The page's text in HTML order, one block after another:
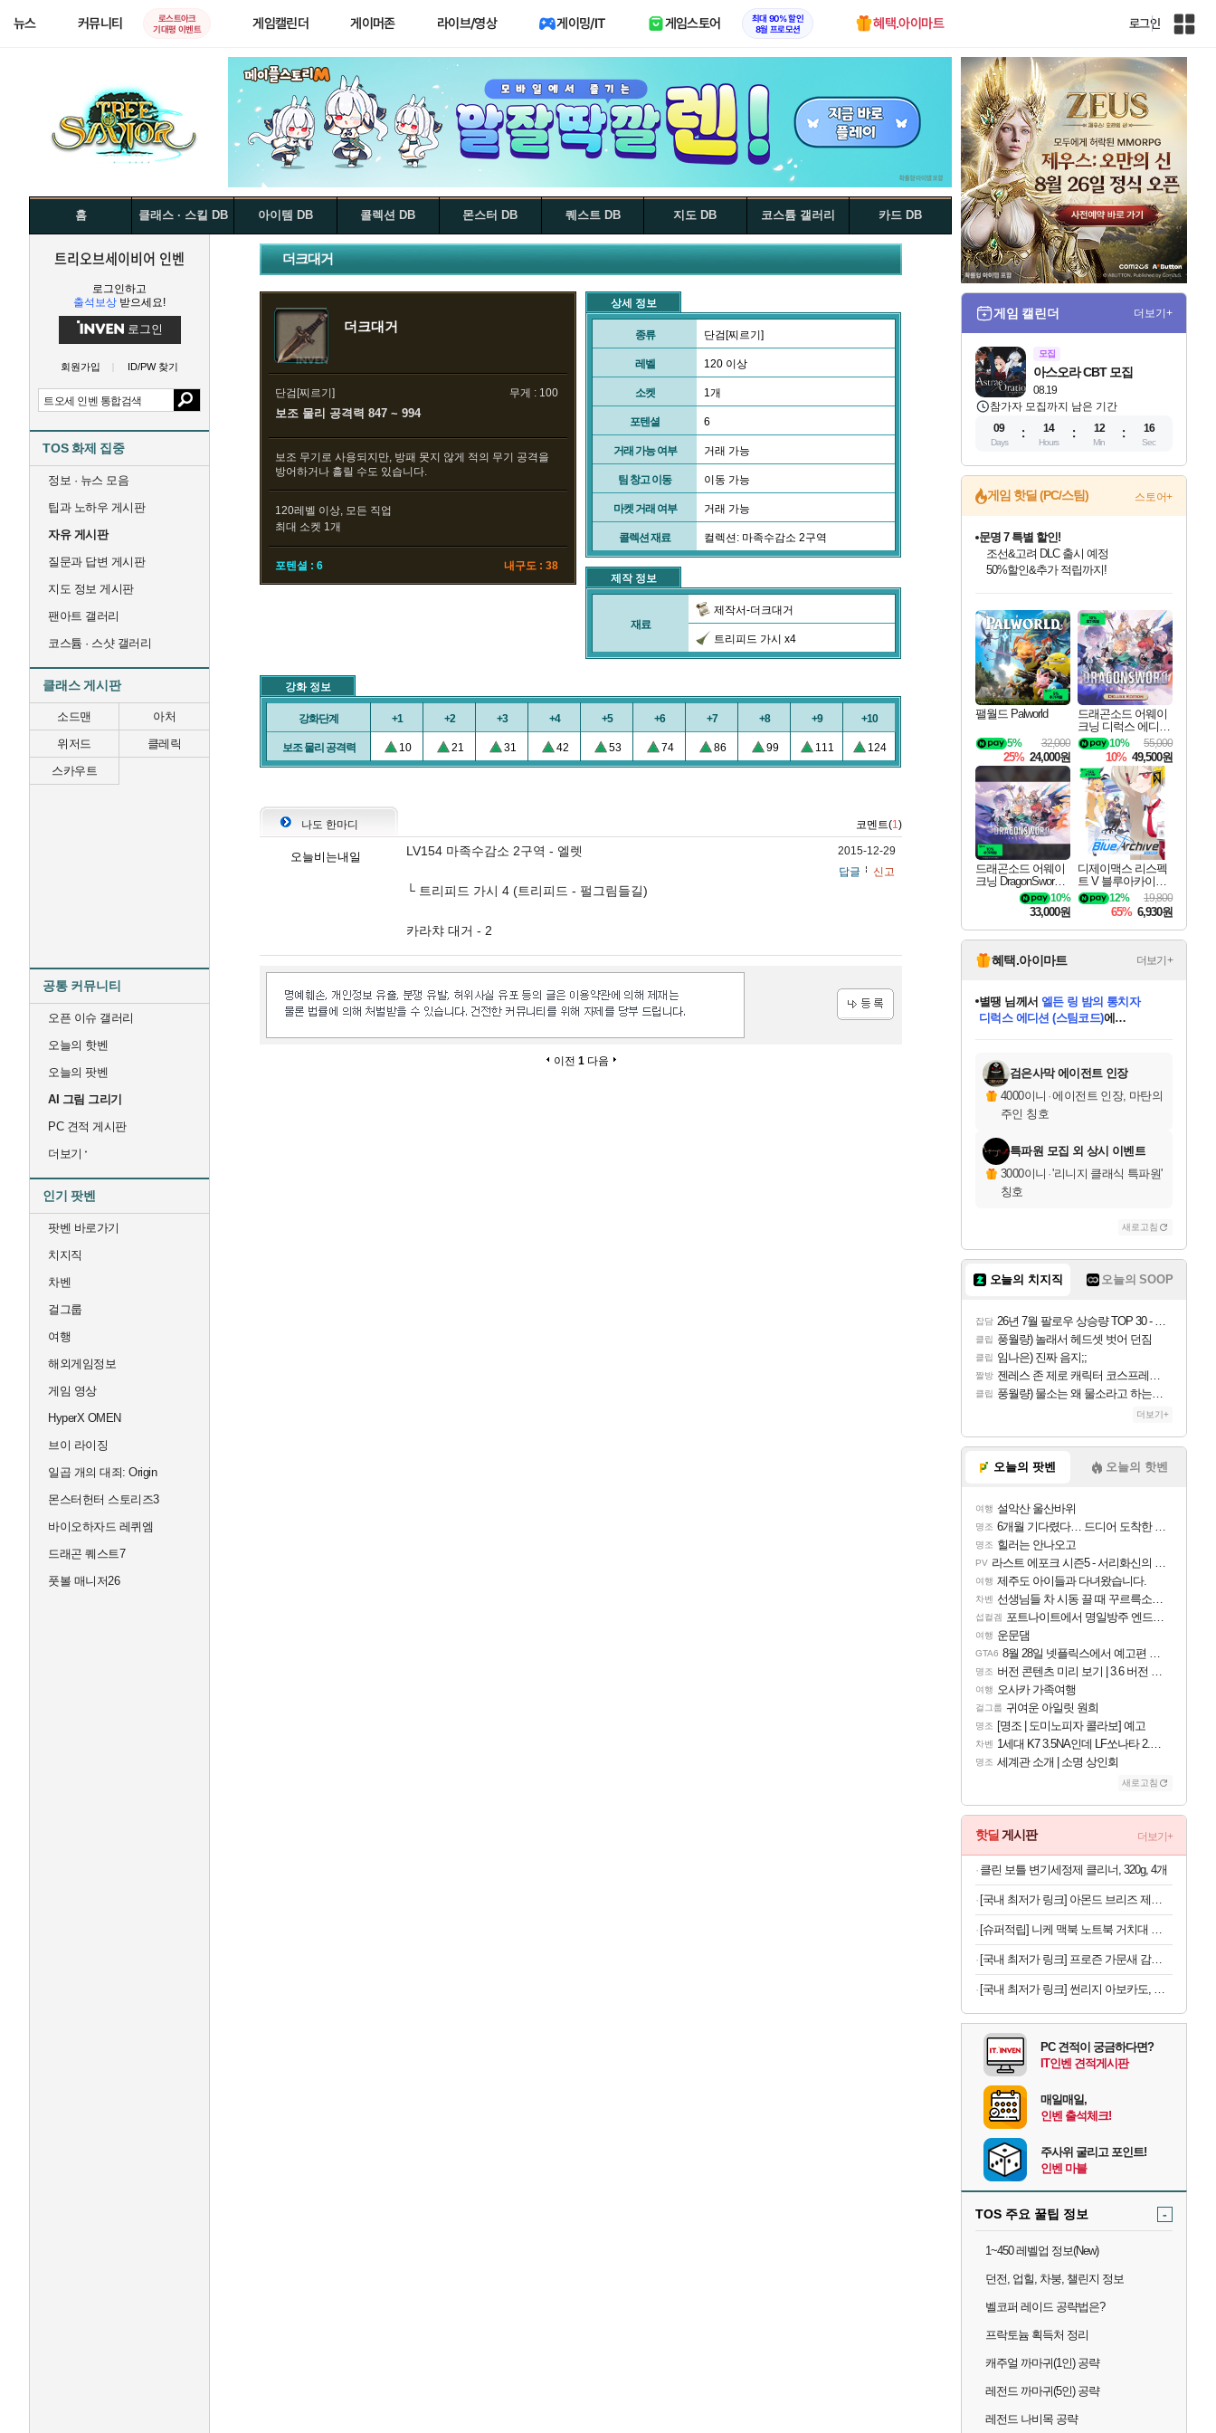
뉴스 커뮤니티
로스트아크
기대평 이벤트
게임캘린더 게이머존 라이브/영상 게이밍/IT 게임스토어
최대 90% 할인
8월 프로모션
혜택.아이마트 로그인
인
체
사
홈 클래스 · 스킬 DB 아이템 DB 콜렉션 DB 몬스터 DB 퀘스트 DB 지도 DB 코스튬 갤러리 카드 DB
트리오브세이비어 인벤
로그인하고
출석보상 받으세요!
로그인
회원가입 ID/PW 찾기
TOS 화제 집중
정보 · 뉴스 모음
팁과 노하우 게시판
자유 게시판
질문과 답변 게시판
지도 정보 게시판
팬아트 갤러리
코스튬 · 스샷 갤러리
클래스 게시판
소드맨
아처
위저드
클레릭
스카우트
공통 커뮤니티
오픈 이슈 갤러리
오늘의 핫벤
오늘의 팟벤
AI 그림 그리기
PC 견적 게시판
더보기
인기 팟벤
팟벤 바로가기
치지직
차벤
걸그룹
여행
해외게임정보
게임 영상
HyperX OMEN
브이 라이징
일곱 개의 대죄: Origin
몬스터헌터 스토리즈3
바이오하자드 레퀴엠
드래곤 퀘스트7
풋볼 매니저26
더크대거
더크대거
단검[찌르기] 무게 : 100
보조 물리 공격력 847 ~ 994
보조 무기로 사용되지만, 방패 못지 않게 적의 무기 공격을
방어하거나 흘릴 수도 있습니다.
120레벨 이상, 모든 직업
최대 소켓 1개
포텐셜 : 6 내구도 : 38
상세 정보
종류 단검[찌르기]
레벨 120 이상
소켓 1개
포텐셜 6
거래 가능 여부 거래 가능
팀 창고 이동 이동 가능
마켓 거래 여부 거래 가능
콜렉션 재료 컬렉션: 마족수감소 2구역
제작 정보
재료
제작서-더크대거
트리피드 가시 x4
강화 정보
강화단계 +1 +2 +3 +4 +5 +6 +7 +8 +9 +10
보조 물리 공격력 10 21 31 42 53 74 86 99 111 124
나도 한마디 코멘트(1)
오늘비는내일 LV154 마족수감소 2구역 - 엘렛
└ 트리피드 가시 4 (트리피드 - 펄그림들길)
카라챠 대거 - 2
2015-12-29
답글
신고
이전 1 다음
게임 캘린더 더보기+
모집
08.19
아스오라 CBT 모집
참가자 모집까지 남은 기간
09
Days
14
Hours
12
Min
15
Sec
게임 핫딜 (PC/스팀) 스토어+
최대 90% 할인가를 만나보세요!
네이버혜택과 함께 만나보세요!
문명 7 특별 할인!
조선&고려 DLC 출시 예정
50%할인&추가 적립까지!
네이버 포인트 혜택까지!
이니&베니 혜택까지!
네이버 혜택가와 함께 예약하세요!
할인&네이버혜택으로 만나보세요!
네이버페이 혜택과 만나보세요!
40주년 프로모션으로 만나보세요!
할인가에 만나보세요!
일부 에디션 상시 할인!
혜택으로 예약 판매 중
편안하게 충전하세요
팰월드 Palworld
32,000
5%
25% 24,000원
드래곤소드 어웨이
크닝 디럭스 에디션
DragonSword Awake
ning Deluxe Edition
55,000
10%
10% 49,500원
드래곤소드 어웨이
크닝 DragonSword A
10%
33,000원
디제이맥스 리스펙
트 V 블루아카이브
팩 DJMAX RESPE
CT V Blue Archive P
ack DLC
19,800
12%
65% 6,930원
혜택.아이마트 더보기+
교환.
디럭스 에디션 (스팀코드) 에
당첨되셨습니다.
니코 님께서(본편포함) 데이브 더
다이버 인 더 정글 번들 (스팀코드)
당첨되셨습니다.
당첨되셨습니다.
당첨되셨습니다.
당첨되셨습니다.
당첨되셨습니다.
에디션 (스팀코드)를 교환.
당첨되셨습니다.
검은사막 에이전트 인장
4000이니 ·에이전트 인장, 마탄의
주인 칭호
특파원 모집 외 상시 이벤트
3000이니 ·'리니지 클래식 특파원'
칭호
새로고침
오늘의 치지직 오늘의 SOOP
잡담 26년 7월 팔로우 상승량 TOP 30 - 월간 치지직
클립 풍월량) 놀래서 헤드셋 벗어 던짐
클립 임나은) 진짜 음지;;
짤방 젠레스 존 제로 캐릭터 코스프레한 꽁주
클립 풍월량) 물소는 왜 물소라고 하는거야? 아! 그만 ㅋㅋ 알았어 ㅋㅋ
더보기+
오늘의 팟벤 오늘의 핫벤
여행 설악산 울산바위
명조 6개월 기다렸다… 드디어 도착한 치사 메신저백! 실물 후기
명조 힐러는 안나오고
PV 라스트 에포크 시즌5 - 서리화신의 분노 티저
여행 제주도 아이들과 다녀왔습니다.
차벤 선생님들 차 시동 끌 때 꾸르륵소리나는데
섭컬겜 포트나이트에서 명일방주 엔드필드 [펠리카] 판매 예정
여행 운문댐
GTA6 8월 28일 넷플릭스에서 예고편 공개 예정
명조 버전 콘텐츠 미리 보기 | 3.6 버전 「신기루 속 등불 그림자, 속세에 깃든 검의 결심」이 8월 20일에 업데이트됩니다!
여행 오사카 가족여행
걸그룹 귀여운 아일릿 원희
명조 [명조 | 도미노피자 콜라보] 예고
차벤 1세대 K7 3.5NA인데 LF쏘나타 2.0NA 기변하면 유류비 절약이 얼마나 될까요..?
명조 세계관 소개 | 소명 상인회
새로고침
핫딜 게시판 더보기+
클린 보틀 변기세정제 클리너, 320g, 4개
[국내 최저가 링크] 아몬드 브리즈 제로슈가, 초콜릿, 190ml, 24팩
[슈퍼적립] 니케 맥북 노트북 거치대 수직 스탠드 클램쉘 맥미니 꽂이 세로 알루미늄 1슬롯 The Vertical
[국내 최저가 링크] 프로즌 가문새 감바스, 500g, 2개
[국내 최저가 링크] 썬리지 아보카도, 생과, 중대과, 10과, 1박스
PC 견적이 궁금하다면?
IT인벤 견적게시판
매일매일,
인벤 출석체크!
주사위 굴리고 포인트!
인벤 마블
TOS 주요 꿀팁 정보 -
1~450 레벨업 정보(New)
던전, 업힐, 차붕, 챌린지 정보
벨코퍼 레이드 공략법은?
프락토늄 획득처 정리
캐주얼 까마귀(1인) 공략
레전드 까마귀(5인) 공략
레전드 나비목 공략